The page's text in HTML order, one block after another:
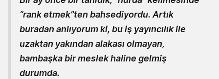
“rank etmek”ten bahsediyordu. Artık
buradan anlıyorum ki, bu iş yayıncılık ile
uzaktan yakından alakası olmayan,
bambaşka bir meslek haline gelmiş
durumda.